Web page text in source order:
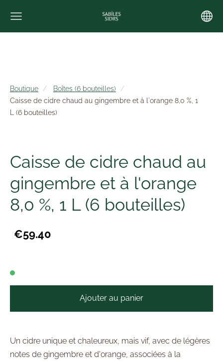
Boutique
Boîtes (6 bouteilles)
Caisse de cidre chaud au gingembre et à l'orange 8,0 %, 1
L (6 bouteilles)
Caisse de cidre chaud au
gingembre et à l'orange
8,0 %, 1 L (6 bouteilles)
€59.40
Ajouter au panier
Un cidre unique et chaleureux, mais vif, avec de légères
notes de gingembre et d'orange, associées à la